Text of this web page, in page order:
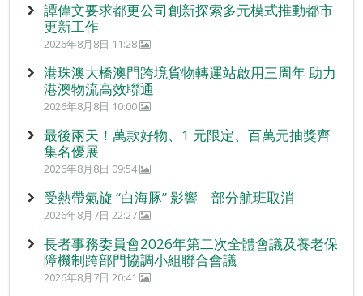
譚偉文要求都更公司創新探索多元模式推動都市
更新工作
2026年8月8日 11:28
港珠澳大橋澳門跨境貨物轉運站啟用三周年 助力
港澳物流高效聯通
2026年8月8日 10:00
最後兩天！萬款好物、1 元限定、百萬元抽獎齊
集名優展
2026年8月8日 09:54
受熱帶氣旋 “白海豚” 影響 部分航班取消
2026年8月7日 22:27
長者事務委員會2026年第二次全體會議及養老保
障機制跨部門協調小組聯合會議
2026年8月7日 20:41